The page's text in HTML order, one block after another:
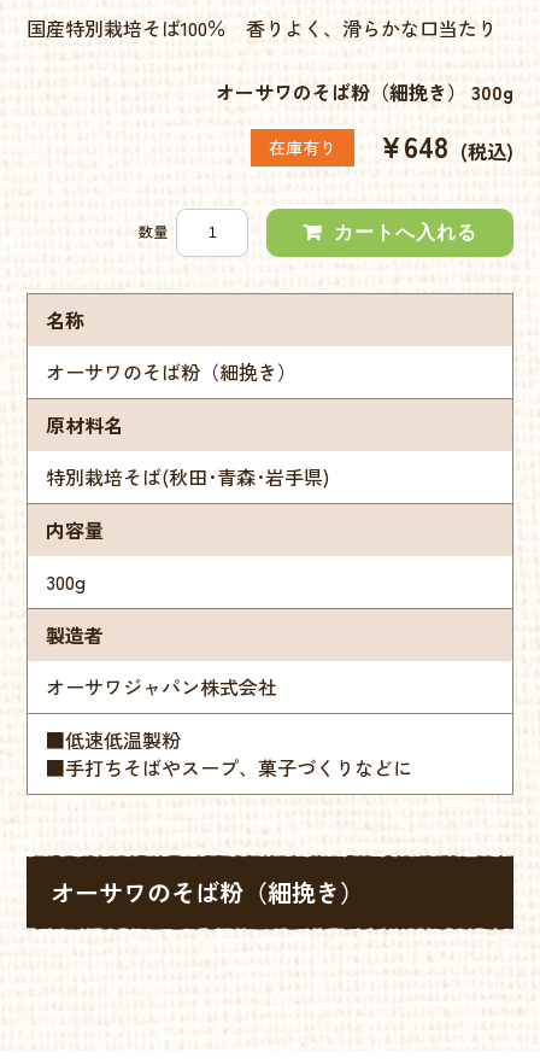
国産特別栽培そば100％ 香りよく、滑らかな口当たり
オーサワのそば粉（細挽き） 300g
在庫有り ¥648 (税込)
数量
名称
オーサワのそば粉（細挽き）
原材料名
特別栽培そば(秋田･青森･岩手県)
内容量
300g
製造者
オーサワジャパン株式会社
■低速低温製粉
■手打ちそばやスープ、菓子づくりなどに
オーサワのそば粉（細挽き）